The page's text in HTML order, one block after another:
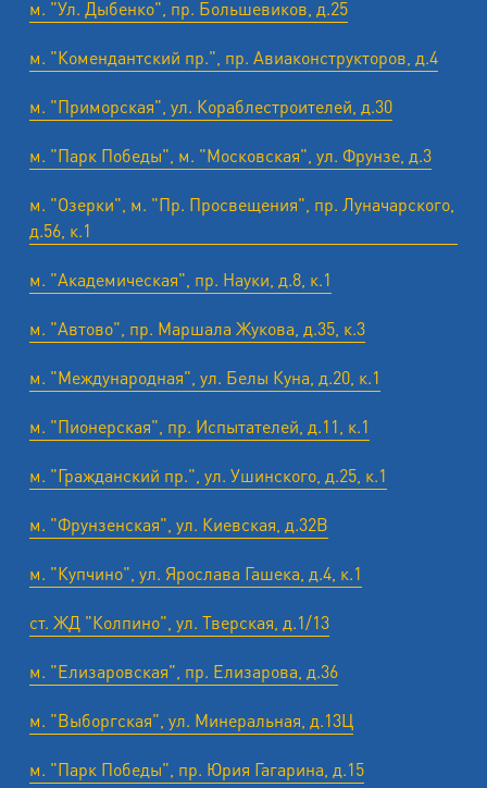
м. "Ул. Дыбенко", пр. Большевиков, д.25
м. "Комендантский пр.", пр. Авиаконструкторов, д.4
м. "Приморская", ул. Кораблестроителей, д.30
м. "Парк Победы", м. "Московская", ул. Фрунзе, д.3
м. "Озерки", м. "Пр. Просвещения", пр. Луначарского,
д.56, к.1
м. "Академическая", пр. Науки, д.8, к.1
м. "Автово", пр. Маршала Жукова, д.35, к.3
м. "Международная", ул. Белы Куна, д.20, к.1
м. "Пионерская", пр. Испытателей, д.11, к.1
м. "Гражданский пр.", ул. Ушинского, д.25, к.1
м. "Фрунзенская", ул. Киевская, д.32В
м. "Купчино", ул. Ярослава Гашека, д.4, к.1
ст. ЖД "Колпино", ул. Тверская, д.1/13
м. "Елизаровская", пр. Елизарова, д.36
м. "Выборгская", ул. Минеральная, д.13Ц
м. "Парк Победы", пр. Юрия Гагарина, д.15